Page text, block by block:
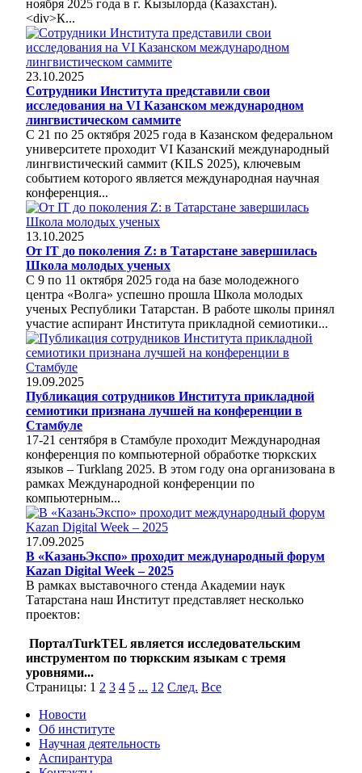
ноября 2025 года в г. Кызылорда (Казахстан).
<div>К...
23.10.2025
Сотрудники Института представили свои
исследования на VI Казанском международном
лингвистическом саммите
С 21 по 25 октября 2025 года в Казанском федеральном
университете проходит VI Казанский международный
лингвистический саммит (KILS 2025), ключевым
событием которого является международная научная
конференция...
13.10.2025
От IT до поколения Z: в Татарстане завершилась
Школа молодых ученых
С 9 по 11 октября 2025 года на базе молодежного
центра «Волга» успешно прошла Школа молодых
ученых Республики Татарстан. В работе школы принял
участие аспирант Института прикладной семиотики...
19.09.2025
Публикация сотрудников Института прикладной
семиотики признана лучшей на конференции в
Стамбуле
17-21 сентября в Стамбуле проходит Международная
конференция по компьютерной обработке тюркских
языков – Turklang 2025. В этом году она организована в
рамках Международной конференции по
компьютерным...
17.09.2025
В «КазаньЭкспо» проходит международный форум
Kazan Digital Week – 2025
В рамках выставочного стенда Академии наук
Татарстана наш Институт представляет несколько
проектов:
ПорталTurkTEL является исследовательским
инструментом по тюркским языкам с тремя
уровнями...
Страницы: 1 2 3 4 5 ... 12 След. Все
Новости
Об институте
Научная деятельность
Аспирантура